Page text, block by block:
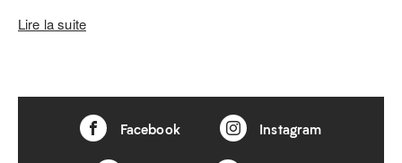
Lire la suite
Facebook Instagram